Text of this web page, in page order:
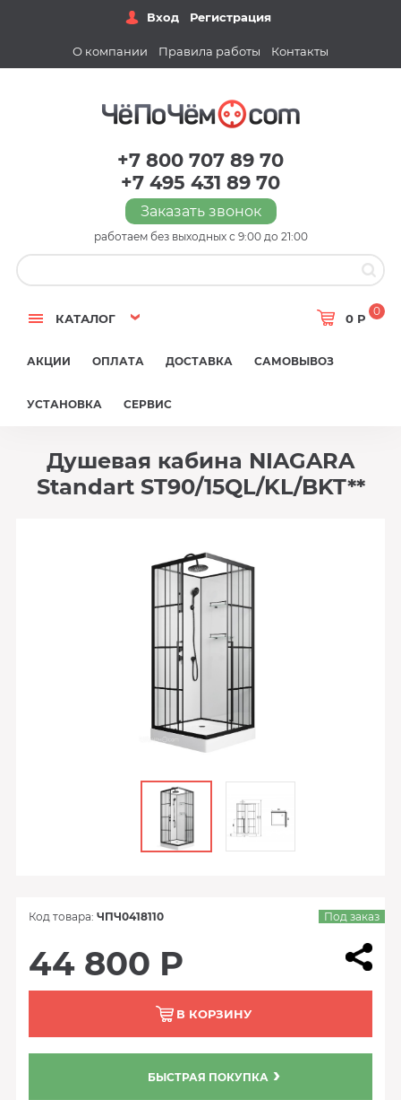
Вход Регистрация
О компании Правила работы Контакты
+7 800 707 89 70
+7 495 431 89 70
Заказать звонок
работаем без выходных с 9:00 до 21:00
КАТАЛОГ 0 Р
0
АКЦИИ ОПЛАТА ДОСТАВКА САМОВЫВОЗ
УСТАНОВКА СЕРВИС
Душевая кабина NIAGARA
Standart ST90/15QL/KL/BKT**
Код товара: ЧПЧ0418110 Под заказ
44 800 Р
В КОРЗИНУ
БЫСТРАЯ ПОКУПКА